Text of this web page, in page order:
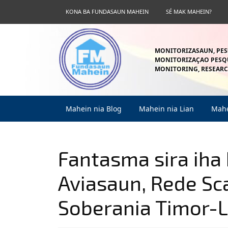
content
KONA BA FUNDASAUN MAHEIN SÉ MAK MAHEIN?
MONITORIZASAUN,
MONITORIZAÇAO
MONITORING,
Mahein nia Blog Mahein nia Lian
Fantasma sira
Aviasaun, Rede
Soberania Timor-